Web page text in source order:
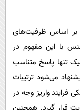
بر اساس ظرفیت‌های
با این مفهوم در
تنها پاسخ متناسب
می‌شود ترتیبات
فرایند واریز وجه در